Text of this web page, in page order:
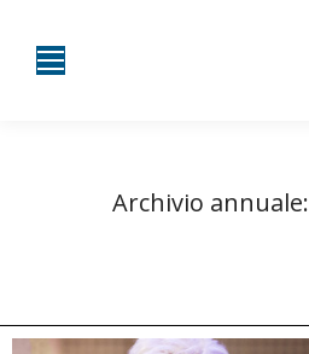
Archivio annuale: